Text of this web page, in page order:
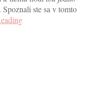
ste sa v tomto